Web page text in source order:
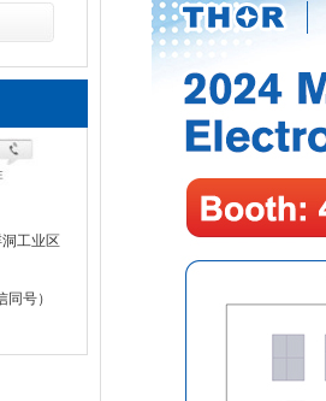
工业区
号）